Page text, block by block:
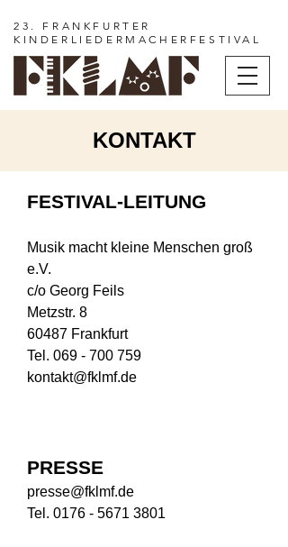
23. FRANKFURTER
KINDERLIEDERMACHERFESTIVAL
KONTAKT
FESTIVAL-LEITUNG
Musik macht kleine Menschen groß
e.V.
c/o Georg Feils
Metzstr. 8
60487 Frankfurt
Tel. 069 - 700 759
kontakt@fklmf.de
PRESSE
presse@fklmf.de​
Tel. 0176 - 5671 3801